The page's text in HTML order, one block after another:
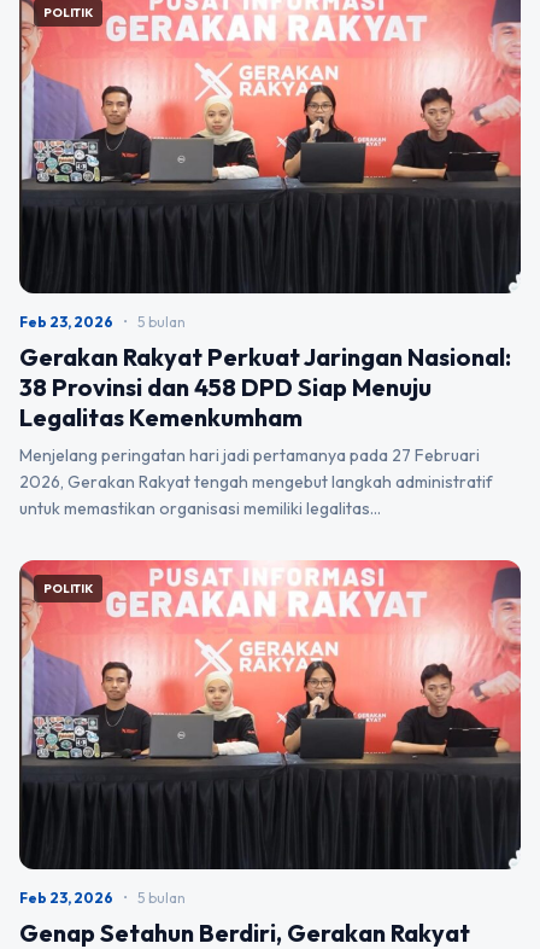
POLITIK
Feb 23, 2026 • 5 bulan
Gerakan Rakyat Perkuat Jaringan Nasional:
38 Provinsi dan 458 DPD Siap Menuju
Legalitas Kemenkumham
Menjelang peringatan hari jadi pertamanya pada 27 Februari
2026, Gerakan Rakyat tengah mengebut langkah administratif
untuk memastikan organisasi memiliki legalitas…
POLITIK
Feb 23, 2026 • 5 bulan
Genap Setahun Berdiri, Gerakan Rakyat